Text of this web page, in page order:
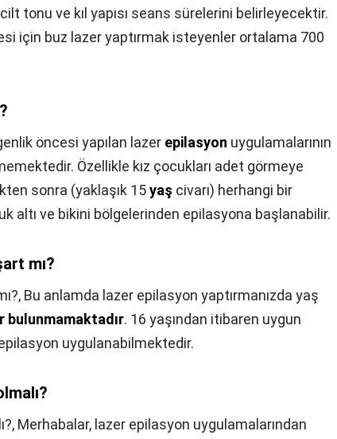
tonu ve kıl yapısı seans sürelerini belirleyecektir.
için buz lazer yaptırmak isteyenler ortalama 700
öncesi yapılan lazer epilasyon uygulamalarının
Özellikle kız çocukları adet görmeye
sonra (yaklaşık 15yaş civarı) herhangi bir
altı ve bikini bölgelerinden epilasyona başlanabilir.
mı?
Bu anlamda lazer epilasyon yaptırmanızda yaş
bulunmamaktadır. 16 yaşından itibaren uygun
uygulanabilmektedir.
Merhabalar, lazer epilasyon uygulamalarından